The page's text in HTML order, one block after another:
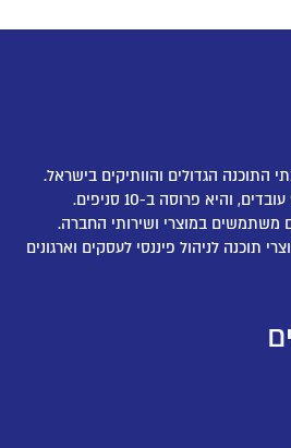
משתמשים במוצרי ושירותי החברה.
תוכנה לניהול פיננסי לעסקים וארגונים